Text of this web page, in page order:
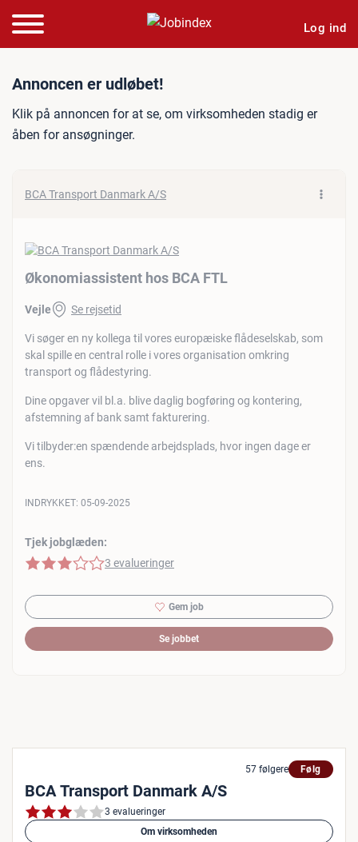
Log ind
Jobannonce:
Annoncen er udløbet!
Klik på annoncen for at se, om virksomheden stadig er
åben for ansøgninger.
BCA Transport Danmark A/S
Økonomiassistent hos BCA FTL
Vejle Se rejsetid
Vi søger en ny kollega til vores europæiske flådeselskab, som
skal spille en central rolle i vores organisation omkring
transport og flådestyring.
Dine opgaver vil bl.a. blive daglig bogføring og kontering,
afstemning af bank samt fakturering.
Vi tilbyder:en spændende arbejdsplads, hvor ingen dage er
ens.
Tjek jobglæden:
3 af 5 stjerner
3 evalueringer
INDRYKKET: 05-09-2025
Gem job
Se jobbet
57 følgere Følg
BCA Transport Danmark A/S
3 evalueringer
Om virksomheden